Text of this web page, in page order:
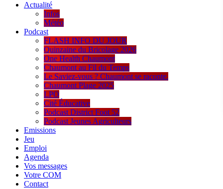
Actualité
Infos
Météo
Podcast
FLASH INFO DU JOUR
Quinzaine du Bricolage 2026
One Health Chaumont
Chaumont au Fil du Temps
Le Saviez-vous ? Chaumont se raconte.
Chaumont Plage 2025
LPO
Cité Éducative
Podcast District Foot 52
Podcast Jeunes Agriculteurs
Emissions
Jeu
Emploi
Agenda
Vos messages
Votre COM
Contact